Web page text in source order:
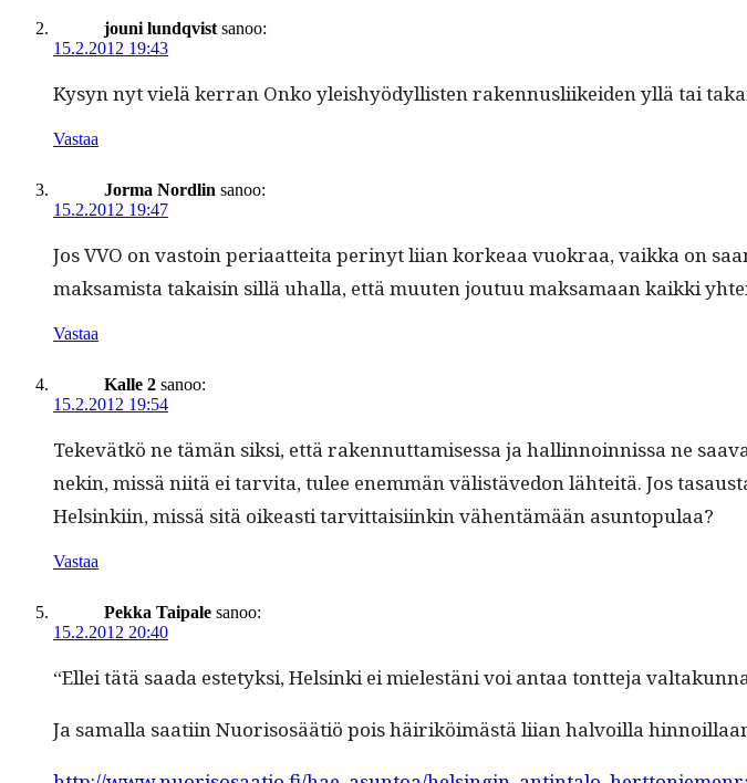
jouni lundqvist sanoo:
15.2.2012 19:43
Kysyn nyt vielä ker­ran Onko yleishyödyl­lis­ten raken­nus­li­ikei­den yllä tai
Vastaa
Jorma Nordlin sanoo:
15.2.2012 19:47
Jos VVO on vas­toin peri­aat­tei­ta perinyt liian korkeaa vuokraa, vaik­ka on
mak­samista takaisin sil­lä uhal­la, että muuten joutuu mak­samaan kaik­ki
Vastaa
Kalle 2 sanoo:
15.2.2012 19:54
Tekevätkö ne tämän sik­si, että raken­nut­tamises­sa ja hallinnoin­nis­sa ne
nekin, mis­sä niitä ei tarvi­ta, tulee enem­män välistäve­don lähteitä. Jos
Helsinki­in, mis­sä sitä oikeasti tarvit­taisi­inkin vähen­tämään asuntopulaa?
Vastaa
Pekka Taipale sanoo:
15.2.2012 20:40
“Ellei tätä saa­da este­tyk­si, Helsin­ki ei mielestäni voi antaa tont­te­ja
Ja samal­la saati­in Nuorisosäätiö pois häiriköimästä liian halvoil­la